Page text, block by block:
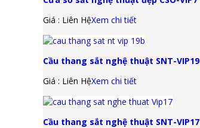
Giá : Liên HệXem chi tiết
Cầu thang sắt nghệ thuật SNT-VIP19
Giá : Liên HệXem chi tiết
Cầu thang sắt nghệ thuật SNT-VIP17